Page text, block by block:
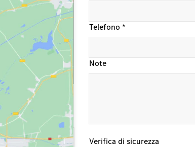
0744 7568238
concessionario
Telefono *
Note
Verifica di sicurezza